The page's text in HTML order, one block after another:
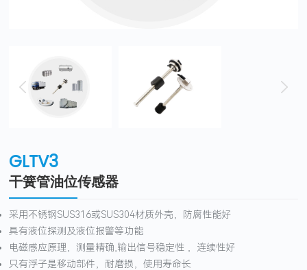
GLTV3
干簧管油位传感器
采用不锈钢SUS316或SUS304材质外壳，防腐性能好
具有液位探测及液位报警等功能
电磁感应原理，测量精确,输出信号稳定性 ，连续性好
只有浮子是移动部件，耐磨损，使用寿命长